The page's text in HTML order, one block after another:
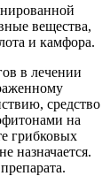
вещества,
и камфора.
в лечении
средство
на
грибковых
назначается.